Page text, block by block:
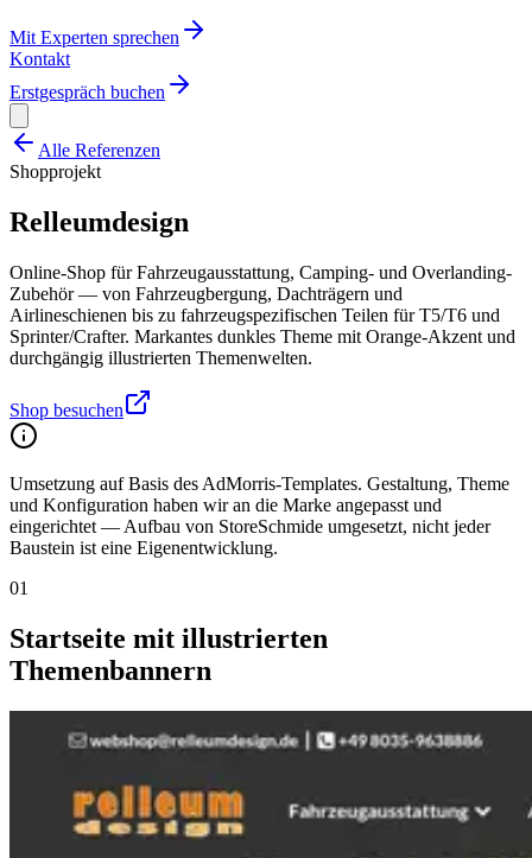
Mit Experten sprechen
Kontakt
Erstgespräch buchen
Alle Referenzen
Shopprojekt
Relleumdesign
Online-Shop für Fahrzeugausstattung, Camping- und Overlanding-
Zubehör — von Fahrzeugbergung, Dachträgern und
Airlineschienen bis zu fahrzeugspezifischen Teilen für T5/T6 und
Sprinter/Crafter. Markantes dunkles Theme mit Orange-Akzent und
durchgängig illustrierten Themenwelten.
Shop besuchen
Umsetzung auf Basis des AdMorris-Templates. Gestaltung, Theme
und Konfiguration haben wir an die Marke angepasst und
eingerichtet — Aufbau von StoreSchmide umgesetzt, nicht jeder
Baustein ist eine Eigenentwicklung.
01
Startseite mit illustrierten
Themenbannern